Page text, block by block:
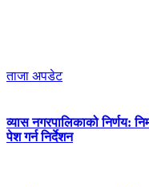
ताजा अपडेट
व्यास नगरपालिकाको निर्णय:
पेश गर्न निर्देशन